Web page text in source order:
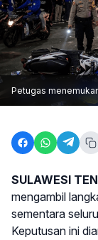
Petugas
SULAWESI
mengambil
sementara
Keputusan ini